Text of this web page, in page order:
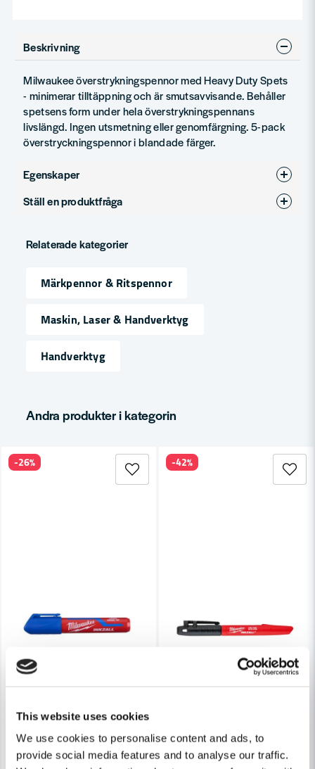
This website uses cookies
We use cookies to personalise content and ads, to
provide social media features and to analyse our traffic.
Beskrivning
Milwaukee överstrykningspennor med Heavy Duty Spets
- minimerar tilltäppning och är smutsavvisande. Behåller
spetsens form under hela överstrykningspennans
livslängd. Ingen utsmetning eller genomfärgning. 5-pack
överstryckningspennor i blandade färger.
Egenskaper
Produkttyp
Ställ en produktfråga
Fråga oss något om denna produkten...
Namn
email
Relaterade kategorier
Märkpennor & Ritspennor
Maskin, Laser & Handverktyg
Handverktyg
Andra produkter i kategorin
-26% -42%